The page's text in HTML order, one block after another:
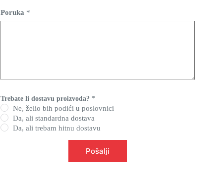
Poruka *
Trebate li dostavu proizvoda? *
Ne, želio bih podići u poslovnici
Da, ali standardna dostava
Da, ali trebam hitnu dostavu
Pošalji